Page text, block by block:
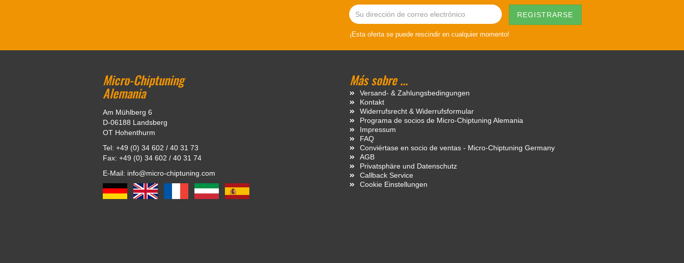
¡Esta oferta se puede rescindir en cualquier momento!
Micro-Chiptuning
Alemania
Am Mühlberg 6
D-06188 Landsberg
OT Hohenthurm
Tel: +49 (0) 34 602 / 40 31 73
Fax: +49 (0) 34 602 / 40 31 74
E-Mail: info@micro-chiptuning.com
Más sobre ...
Versand- & Zahlungsbedingungen
Kontakt
Widerrufsrecht & Widerrufsformular
Programa de socios de Micro-Chiptuning Alemania
Impressum
FAQ
Conviértase en socio de ventas - Micro-Chiptuning Germany
AGB
Privatsphäre und Datenschutz
Callback Service
Cookie Einstellungen